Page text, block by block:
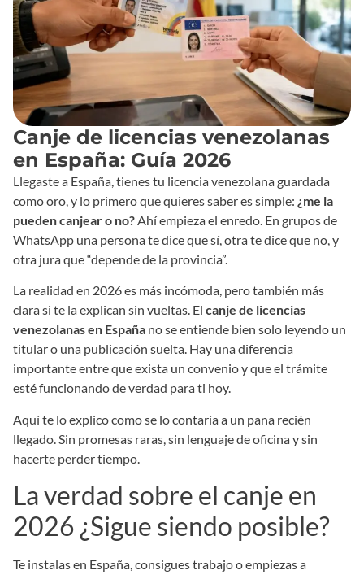
Canje de licencias venezolanas
en España: Guía 2026
Llegaste a España, tienes tu licencia venezolana guardada
como oro, y lo primero que quieres saber es simple: ¿me la
pueden canjear o no?Ahí empieza el enredo. En grupos de
WhatsApp una persona te dice que sí, otra te dice que no, y
otra jura que “depende de la provincia”.
La realidad en 2026 es más incómoda, pero también más
clara si te la explican sin vueltas. El canje de licencias
venezolanas en España no se entiende bien solo leyendo un
titular o una publicación suelta. Hay una diferencia
importante entre que exista un convenio y que el trámite
esté funcionando de verdad para ti hoy.
Aquí te lo explico como se lo contaría a un pana recién
llegado. Sin promesas raras, sin lenguaje de oficina y sin
hacerte perder tiempo.
La verdad sobre el canje en
2026 ¿Sigue siendo posible?
Te instalas en España, consigues trabajo o empiezas a